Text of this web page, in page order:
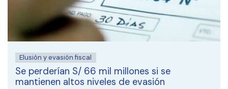
Elusión y evasión fiscal
Se perderían S/ 66 mil millones si se
mantienen altos niveles de evasión